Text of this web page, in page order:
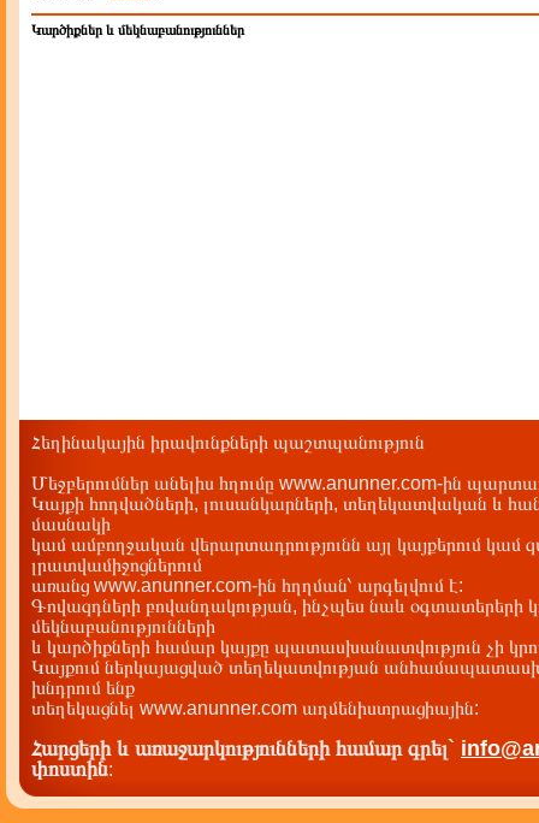
Կարծիքներ և մեկնաբանություններ
Հեղինակային իրավունքների պաշտպանություն
Մեջբերումներ անելիս հղումը www.anunner.com-ին
Կայքի հոդվածների, լուսանկարների, տեղեկատվական և
մասնակի
կամ ամբողջական վերարտադրությունն այլ կայքերում կամ
լրատվամիջոցներում
առանց www.anunner.com-ին հղղման՝ արգելվում է:
Գովազդների բովանդակության, ինչպես նաև օգտատերերի
մեկնաբանությունների
և կարծիքների համար կայքը պատասխանատվություն չի
Կայքում ներկայացված տեղեկատվության
խնդրում ենք
տեղեկացնել www.anunner.com ադմենիստրացիային:
Հարցերի և առաջարկությունների համար գրել`
փոստին: